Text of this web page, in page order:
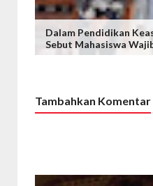
Dalam Pendidikan
Sebut Mahasiswa
Tambahkan Komentar